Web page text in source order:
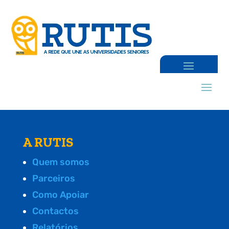
A RUTIS
Quem somos
Parceiros
Como Apoiar
Contactos